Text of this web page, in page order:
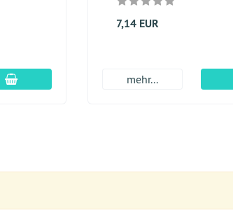
In den Warenkorb
7,14 EUR
mehr...